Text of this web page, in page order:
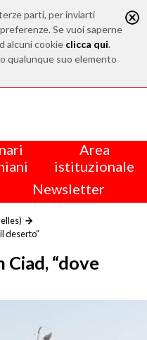
parti, per inviarti
Se vuoi saperne
alcuni cookie clicca qui.
qualunque suo elemento
Area
istituzionale
Newsletter
deserto”
Ciad, “dove